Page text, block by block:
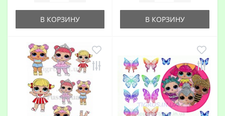
В КОРЗИНУ В КОРЗИНУ